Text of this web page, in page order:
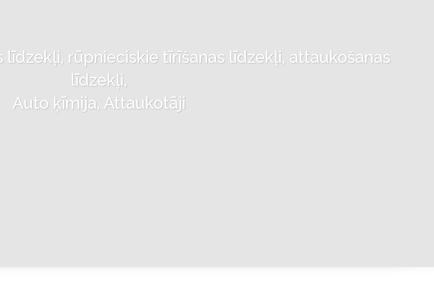
līdzekļi, rūpnieciskie tīrīšanas līdzekļi, attaukošanas
līdzekļi,
Auto ķīmija, Attaukotāji